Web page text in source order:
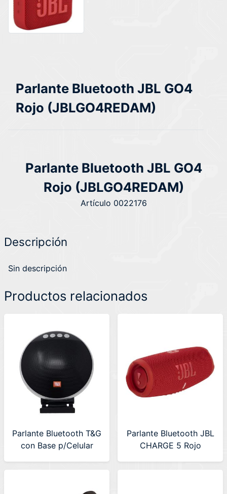
Parlante Bluetooth JBL GO4
Rojo (JBLGO4REDAM)
Parlante Bluetooth JBL GO4
Rojo (JBLGO4REDAM)
Artículo 0022176
Descripción
Sin descripción
Productos relacionados
Parlante Bluetooth T&G
con Base p/Celular
Parlante Bluetooth JBL
CHARGE 5 Rojo